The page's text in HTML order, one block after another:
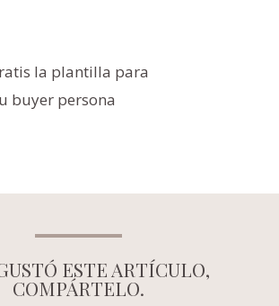
la plantilla para
buyer persona
ESTE ARTÍCULO,
COMPÁRTELO.